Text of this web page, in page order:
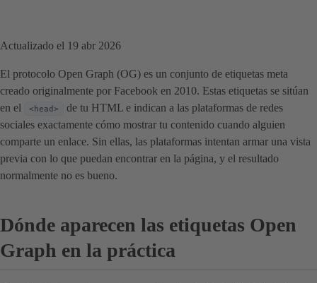
Actualizado el 19 abr 2026
El protocolo Open Graph (OG) es un conjunto de etiquetas meta
creado originalmente por Facebook en 2010. Estas etiquetas se sitúan
en el
<head>
de tu HTML e indican a las plataformas de redes
sociales exactamente cómo mostrar tu contenido cuando alguien
comparte un enlace. Sin ellas, las plataformas intentan armar una vista
previa con lo que puedan encontrar en la página, y el resultado
normalmente no es bueno.
Dónde aparecen las etiquetas Open
Graph en la práctica